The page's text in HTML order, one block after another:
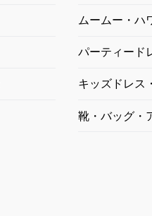
ムームー・ハ
パーティード
キッズドレス
靴・バッグ・